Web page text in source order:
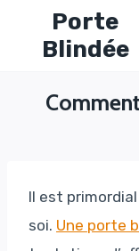
Porte
Blindée
Il est
soi. Une porte